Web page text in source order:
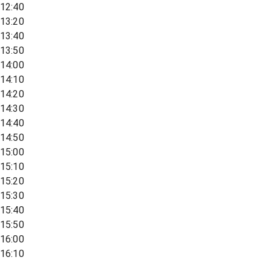
12:40
13:20
13:40
13:50
14:00
14:10
14:20
14:30
14:40
14:50
15:00
15:10
15:20
15:30
15:40
15:50
16:00
16:10